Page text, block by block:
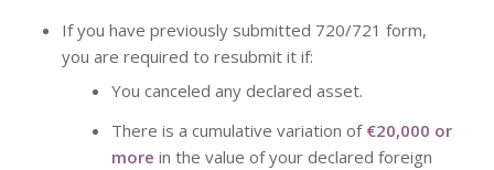
If you have previously submitted 720/721 form,
you are required to resubmit it if:
You canceled any declared asset.
There is a cumulative variation of €20,000 or
more in the value of your declared foreign